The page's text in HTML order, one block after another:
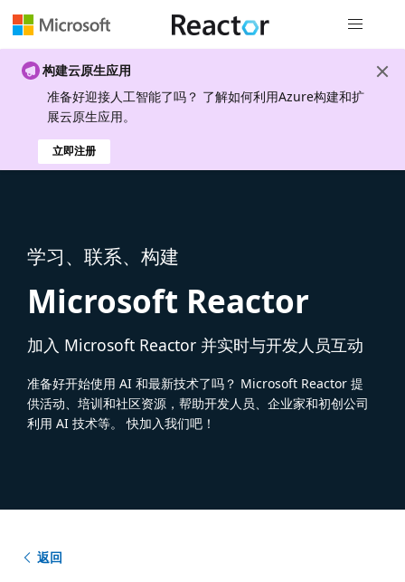
构建云原生应用
准备好迎接人工智能了吗？ 了解如何利用Azure构建和扩
展云原生应用。
立即注册
学习、联系、构建
Microsoft Reactor
加入 Microsoft Reactor 并实时与开发人员互动
准备好开始使用 AI 和最新技术了吗？ Microsoft Reactor 提
供活动、培训和社区资源，帮助开发人员、企业家和初创公司
利用 AI 技术等。 快加入我们吧！
返回